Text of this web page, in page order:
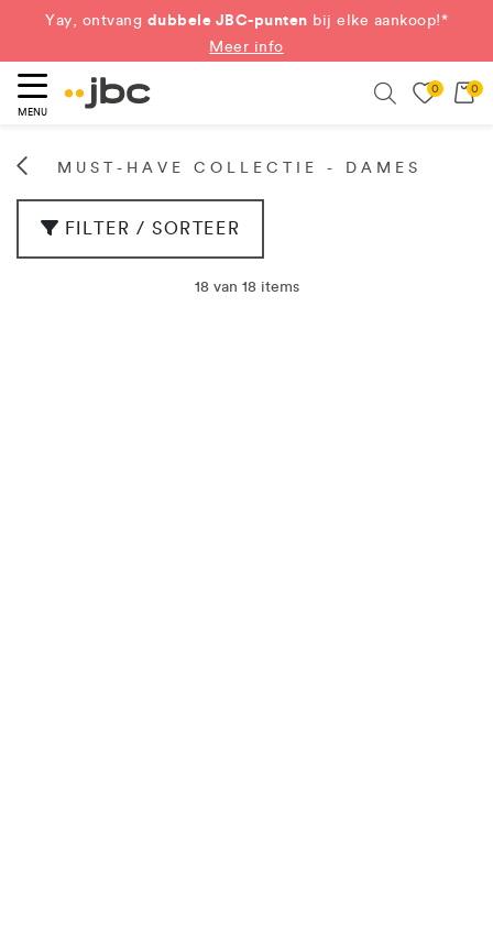
Yay, ontvang dubbele JBC-punten bij elke aankoop!*
Meer info
MENU
0 0
MUST-HAVE COLLECTIE - DAMES
FILTER / SORTEER
18 van 18 items